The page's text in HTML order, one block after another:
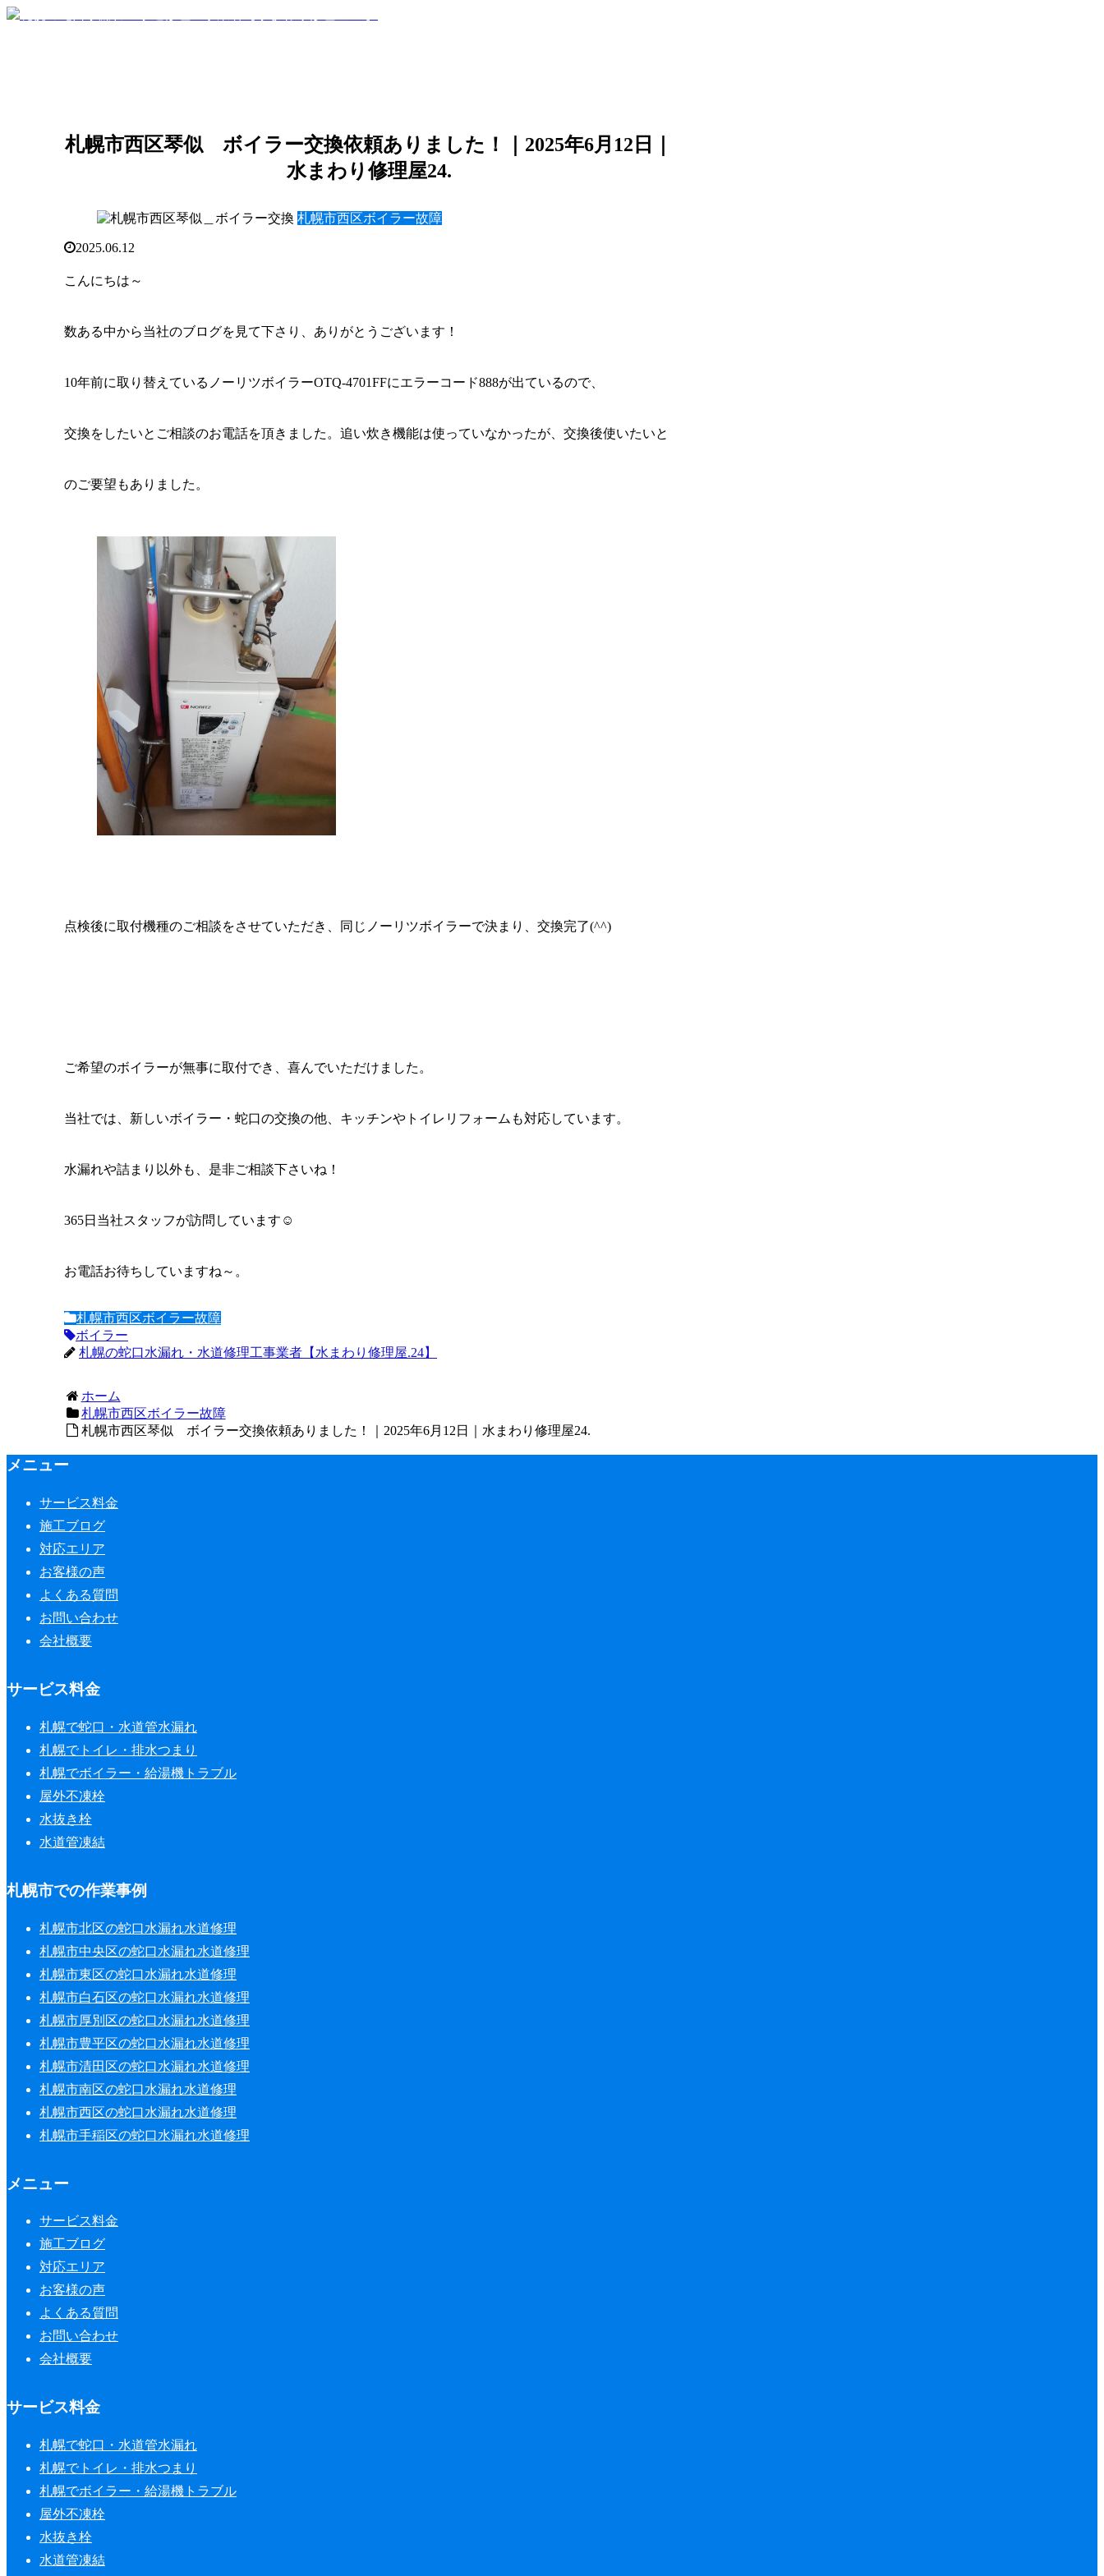
札幌市西区琴似 ボイラー交換依頼ありました！｜2025年6月12日｜
水まわり修理屋24.
札幌市西区ボイラー故障
2025.06.12
こんにちは～
数ある中から当社のブログを見て下さり、ありがとうございます！
10年前に取り替えているノーリツボイラーOTQ-4701FFにエラーコード888が出ているので、
交換をしたいとご相談のお電話を頂きました。追い炊き機能は使っていなかったが、交換後使いたいと
のご要望もありました。
点検後に取付機種のご相談をさせていただき、同じノーリツボイラーで決まり、交換完了(^^)
ご希望のボイラーが無事に取付でき、喜んでいただけました。
当社では、新しいボイラー・蛇口の交換の他、キッチンやトイレリフォームも対応しています。
水漏れや詰まり以外も、是非ご相談下さいね！
365日当社スタッフが訪問しています☺
お電話お待ちしていますね～。
札幌市西区ボイラー故障
ボイラー
札幌の蛇口水漏れ・水道修理工事業者【水まわり修理屋.24】
ホーム
札幌市西区ボイラー故障
札幌市西区琴似 ボイラー交換依頼ありました！｜2025年6月12日｜水まわり修理屋24.
メニュー
サービス料金
施工ブログ
対応エリア
お客様の声
よくある質問
お問い合わせ
会社概要
サービス料金
札幌で蛇口・水道管水漏れ
札幌でトイレ・排水つまり
札幌でボイラー・給湯機トラブル
屋外不凍栓
水抜き栓
水道管凍結
札幌市での作業事例
札幌市北区の蛇口水漏れ水道修理
札幌市中央区の蛇口水漏れ水道修理
札幌市東区の蛇口水漏れ水道修理
札幌市白石区の蛇口水漏れ水道修理
札幌市厚別区の蛇口水漏れ水道修理
札幌市豊平区の蛇口水漏れ水道修理
札幌市清田区の蛇口水漏れ水道修理
札幌市南区の蛇口水漏れ水道修理
札幌市西区の蛇口水漏れ水道修理
札幌市手稲区の蛇口水漏れ水道修理
メニュー
サービス料金
施工ブログ
対応エリア
お客様の声
よくある質問
お問い合わせ
会社概要
サービス料金
札幌で蛇口・水道管水漏れ
札幌でトイレ・排水つまり
札幌でボイラー・給湯機トラブル
屋外不凍栓
水抜き栓
水道管凍結